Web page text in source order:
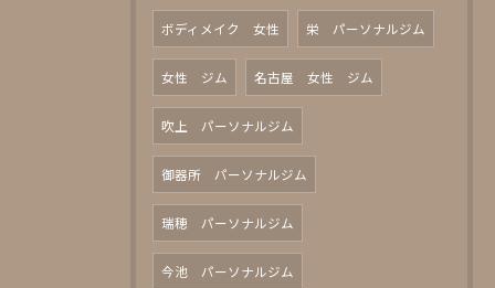
ボディメイク 女性 栄 パーソナルジム
女性 ジム 名古屋 女性 ジム
吹上 パーソナルジム
御器所 パーソナルジム
瑞穂 パーソナルジム
今池 パーソナルジム